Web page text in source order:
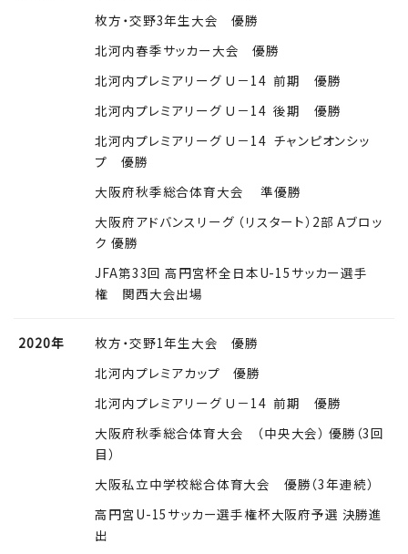
枚方・交野3年生大会 優勝
北河内春季サッカー大会 優勝
北河内プレミアリーグ Ｕ－14 前期 優勝
北河内プレミアリーグ Ｕ－14 後期 優勝
北河内プレミアリーグ Ｕ－14 チャンピオンシッ
プ 優勝
大阪府秋季総合体育大会 準優勝
大阪府アドバンスリーグ （リスタート）2部 Aブロッ
ク 優勝
JFA第33回 高円宮杯全日本U-15サッカー選手
権 関西大会出場
2020年
枚方・交野1年生大会 優勝
北河内プレミアカップ 優勝
北河内プレミアリーグ Ｕ－14 前期 優勝
大阪府秋季総合体育大会 （中央大会） 優勝（3回
目）
大阪私立中学校総合体育大会 優勝（3年連続）
高円宮U-15サッカー選手権杯大阪府予選 決勝進
出